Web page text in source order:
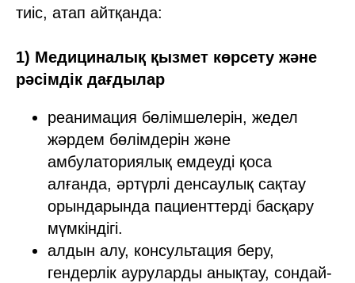
тиіс, атап айтқанда:
1) Медициналық қызмет көрсету және
рәсімдік дағдылар
реанимация бөлімшелерін, жедел
жәрдем бөлімдерін және
амбулаториялық емдеуді қоса
алғанда, әртүрлі денсаулық сақтау
орындарында пациенттерді басқару
мүмкіндігі.
алдын алу, консультация беру,
гендерлік ауруларды анықтау, сондай-